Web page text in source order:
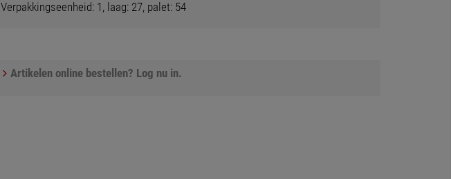
Verpakkingseenheid: 1, laag: 27, palet: 54
Artikelen online bestellen? Log nu in.